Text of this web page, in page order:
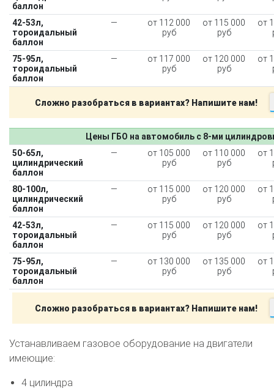
баллон
42-53л,
тороидальный
баллон
—
от 112 000
руб
от 115 000
руб
от
75-95л,
тороидальный
баллон
—
от 117 000
руб
от 120 000
руб
от
Сложно разобраться в вариантах? Напишите нам!
Цены ГБО на автомобиль с 8-ми
50-65л,
цилиндрический
баллон
—
от 105 000
руб
от 110 000
руб
от
80-100л,
цилиндрический
баллон
—
от 115 000
руб
от 120 000
руб
от
42-53л,
тороидальный
баллон
—
от 115 000
руб
от 120 000
руб
от
75-95л,
тороидальный
баллон
—
от 130 000
руб
от 135 000
руб
от
Сложно разобраться в вариантах? Напишите нам!
Устанавливаем газовое оборудование на двигатели
имеющие:
4 цилиндра